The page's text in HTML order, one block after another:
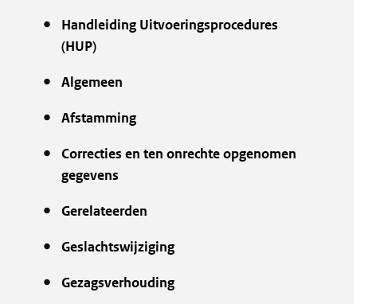
Handleiding Uitvoeringsprocedures
(HUP)
Algemeen
Afstamming
Correcties en ten onrechte opgenomen
gegevens
Gerelateerden
Geslachtswijziging
Gezagsverhouding